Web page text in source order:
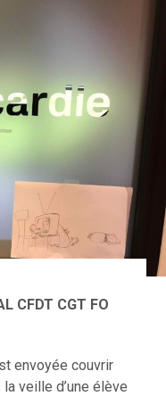
CFDT CGT FO
envoyée couvrir
veille d’une élève